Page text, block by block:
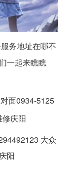
务地址在哪不
一起来瞧瞧
面0934-5125
庆阳
大众
阳